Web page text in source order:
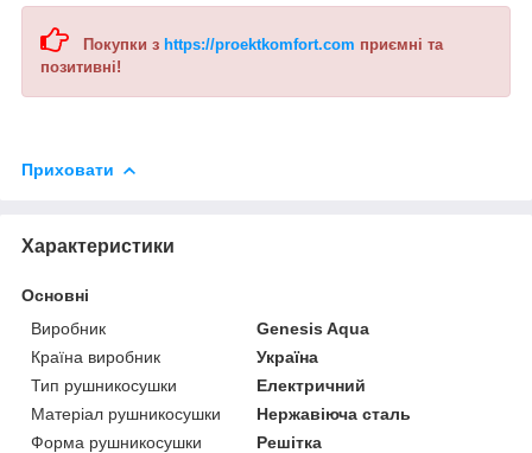
Покупки з https://proektkomfort.com приємні та
позитивні!
Приховати
Характеристики
Основні
Виробник
Genesis Aqua
Країна виробник
Україна
Тип рушникосушки
Електричний
Матеріал рушникосушки
Нержавіюча сталь
Форма рушникосушки
Решітка